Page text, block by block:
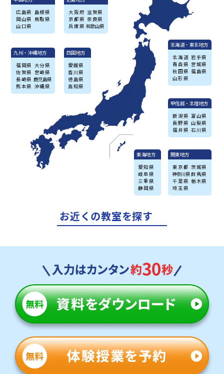
北海道・東北地方
北海道 岩手県
青森県 宮城県
秋田県 福島県
山形県
甲信越・北陸地方
新潟県 富山県
長野県 山梨県
福井県 石川県
関東地方
東京都 茨城県
神奈川県群馬県
千葉県 栃木県
埼玉県
東海地方
愛知県
岐阜県
三重県
静岡県
大阪府 滋賀県
京都県 奈良県
兵庫県 和歌山県
広島県 島根県
岡山県 鳥取県
山口県
四国地方
愛媛県
香川県
徳島県
高知県
九州・沖縄地方
福岡県 大分県
佐賀県 宮崎県
長崎県 鹿児島県
熊本県 沖縄県
お近くの教室を探す